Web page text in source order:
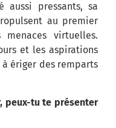
aussi pressants, sa
au premier
virtuelles.
et les aspirations
ériger des remparts
peux-tu te présenter